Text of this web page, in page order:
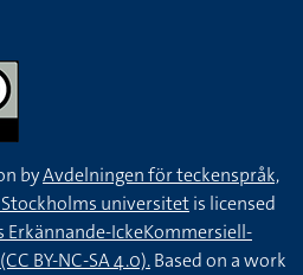
byAvdelningen för teckenspråk,
universitetis licensed
Erkännande-IckeKommersiell-
BY-NC-SA 4.0).Based on a work